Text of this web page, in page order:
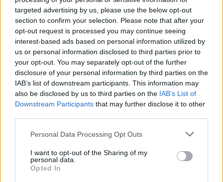
targeted advertising by us, please use the below opt-out
section to confirm your selection. Please note that after your
opt-out request is processed you may continue seeing
interest-based ads based on personal information utilized by
us or personal information disclosed to third parties prior to
your opt-out. You may separately opt-out of the further
disclosure of your personal information by third parties on the
IAB’s list of downstream participants. This information may
also be disclosed by us to third parties on the IAB’s List of
Downstream Participants that may further disclose it to other
Please note that this website/app uses one or more Google
not limited to your visit or usage behaviour. You may click to
grant or deny consent to Google and its third-party tags to
use your data for below specified purposes in below Google
Personal Data Processing Opt Outs
I want to opt-out of the Sharing of my
personal data.
Opted In
kék gyémántoknál megszokott szürke vagy
kékeszöld nem mutatkoztak rajta.
"Egymilliárd éves, és még akkor is itt lesz,
amikor mi már rég nem. Ebben rejlik a
gyémántok szépsége" - mondta Suzette
Gomes, a Cora International elnök-
vezérigazgatója, aki pályafutása
fénypontjának nevezte a Blue Moont.
Ellentétben a mély, sötét és gazdag kék
árnyalatáról ismert Hope-gyémánttal, ez a
Gomes nevezte, óceánkék. A párnacsiszolás
révén leghamarabb brossnak vagy gyűrűnek
felelne meg, bár a szakember elsősorban
műalkotásként tekint rá. Értékéről a Cora